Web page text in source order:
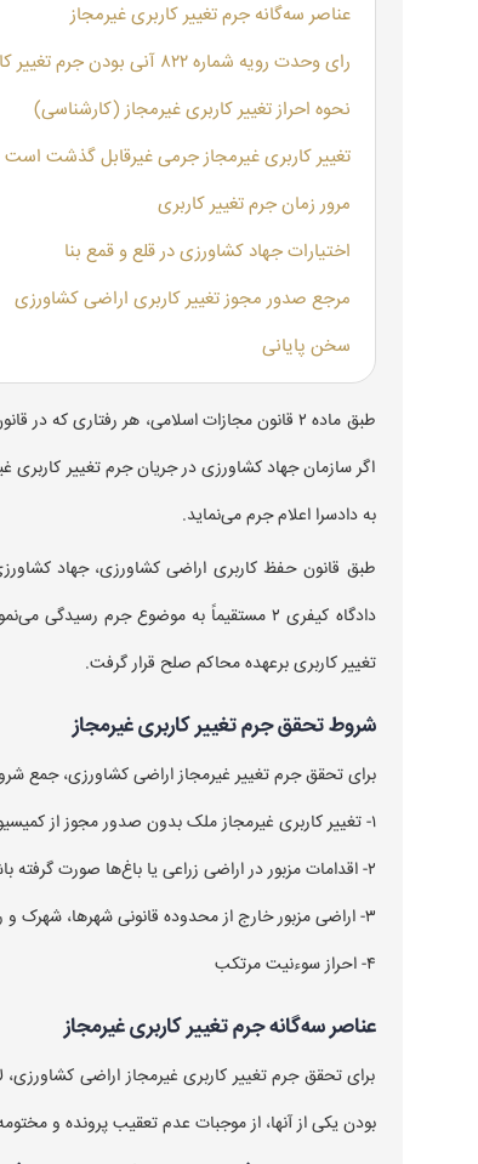
عناصر سه‌گانه جرم تغییر کاربری غیرمجاز
رای وحدت رویه شماره ۸۲۲ آنی بودن جرم تغییر کاربری
نحوه احراز تغییر کاربری غیرمجاز (کارشناسی)
تغییر کاربری غیرمجاز جرمی غیرقابل گذشت است
مرور زمان جرم تغییر کاربری
اختیارات جهاد کشاورزی در قلع و قمع بنا
مرجع صدور مجوز تغییر کاربری اراضی کشاورزی
سخن پایانی
طبق ماده ۲ قانون مجازات اسلامی، هر
اگر سازمان جهاد کشاورزی در جریان جرم تغییر
به دادسرا اعلام جرم می‌نماید.
طبق قانون حفظ کاربری اراضی کشاورزی، جهاد
تغییر کاربری برعهده محاکم صلح قرار گرفت.
شروط تحقق جرم تغییر کاربری غیرمجاز
برای تحقق جرم تغییر غیرمجاز اراضی کشاورزی، جمع
۱- ︎تغییر کاربری غیر‌مجاز ملک بدون صدور مجوز از کمیسیون مستقر در سازمان جهاد کشاورزی صورت گرفته باشد.
۲- اقدامات مزبور در اراضی زراعی یا باغ‌ها صورت گرفته باشد.
۳- اراضی مزبور خارج از محدوده قانونی شهرها، شهرک و روستای دارای طرح هادی مصوب واقع شده باشند.
۴- احراز سوءنیت مرتکب
عناصر سه‌گانه جرم تغییر کاربری غیرمجاز
برای تحقق جرم تغییر کاربری غیرمجاز اراضی
بودن یکی از آنها، از موجبات عدم تعقیب پرونده و